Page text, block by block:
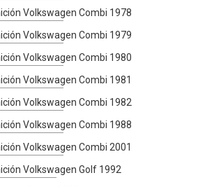
Volkswagen Combi 1978
Volkswagen Combi 1979
Volkswagen Combi 1980
Volkswagen Combi 1981
Volkswagen Combi 1982
Volkswagen Combi 1988
Volkswagen Combi 2001
Volkswagen Golf 1992